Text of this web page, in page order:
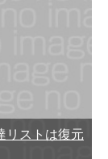
リストは復元